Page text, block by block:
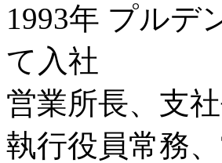
1993年 プルデ
て入社
営業所長、支
執行役員常務